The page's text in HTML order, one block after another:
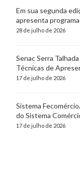
Em sua segunda
apresenta
28 de julho de 2026
Senac Serra
Técnicas de
17 de julho de 2026
Sistema
do Sistema
17 de julho de 2026